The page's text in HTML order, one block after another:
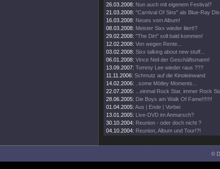
26.03.2008: Nun auch mit eigenem Festival?
21.03.2008: "Carnival Of Sins" als Blue-Ray
16.03.2008: Neues vom Album!
08.03.2008: Meister Sixx wieder liiert!?
29.02.2008: "The Dirt" soll bald kommen!
12.02.2008: Von wegen Rente...
03.02.2008: Sixx talking about new stuff...
06.01.2008: Vince Neil der Geschäftsmann!
13.09.2007: Tommy Lee wieder raus ???
11.11.2006: Schmutz auf die Kinoleinwand
14.02.2006:
..some Mötley Moments...
22.07.2005:
...einmal Rock Star, immer Rock
28.06.2005: Die Boys am Walk Of Fame!!!!!!!
01.04.2005: Aus | Ende | Vorbei
13.01.2005: Live-DVD im Anmarsch?
30.10.2004: Reunion - oder doch nicht ?
04.10.2004: Reunion, Album und Tour!?!
©